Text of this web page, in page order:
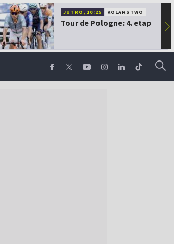
JUTRO, 10:25 KOLARSTWO
Tour de Pologne: 4. etap ▶